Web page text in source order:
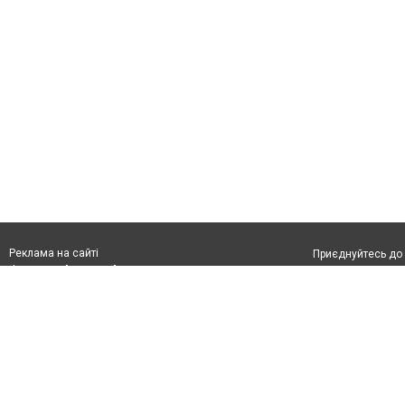
Реклама на сайті
Франшиза "CitySites"
Приєднуйтесь до